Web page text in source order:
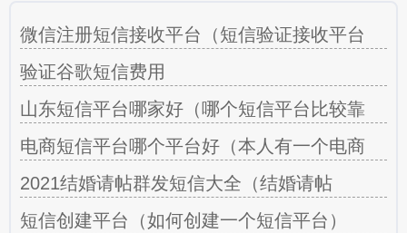
微信注册短信接收平台（短信验证接收平台
验证谷歌短信费用
山东短信平台哪家好（哪个短信平台比较靠
电商短信平台哪个平台好（本人有一个电商
2021结婚请帖群发短信大全（结婚请帖
短信创建平台（如何创建一个短信平台）